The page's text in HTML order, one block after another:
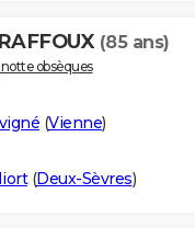
(85 ans)
obsèques
(Vienne)
(Deux-Sèvres)